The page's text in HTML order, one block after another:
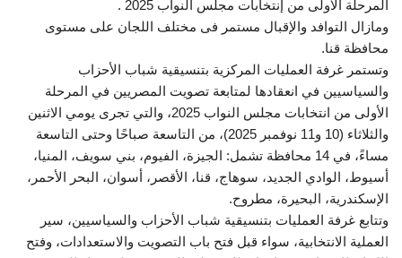
المرحلة الأولى من إنتخابات مجلس النواب 2025 .
ومازال التوافد والإقبال مستمر فى مختلف اللجان على مستوى
محافظة قنا.
وتستمر غرفة العمليات المركزية بتنسيقية شباب الأحزاب
والسياسيين في انعقادها لمتابعة تصويت المصريين في المرحلة
الأولى من انتخابات مجلس النواب 2025، والتي تجرى يومي الاثنين
والثلاثاء (10 و11 نوفمبر 2025)، من التاسعة صباحًا وحتى التاسعة
مساءً، في 14 محافظة تشمل: الجيزة، الفيوم، بني سويف، المنيا،
أسيوط، الوادي الجديد، سوهاج، قنا، الأقصر، أسوان، البحر الأحمر،
الإسكندرية، البحيرة، مطروح.
وتتابع غرفة العمليات بتنسيقية شباب الأحزاب والسياسيين، سير
العملية الانتخابية، سواء قبل فتح باب التصويت والاستعدادات، وفتح